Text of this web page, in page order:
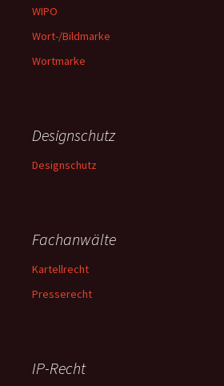
WIPO
Wort-/Bildmarke
Wortmarke
Designschutz
Designschutz
Fachanwälte
Kartellrecht
Presserecht
IP-Recht